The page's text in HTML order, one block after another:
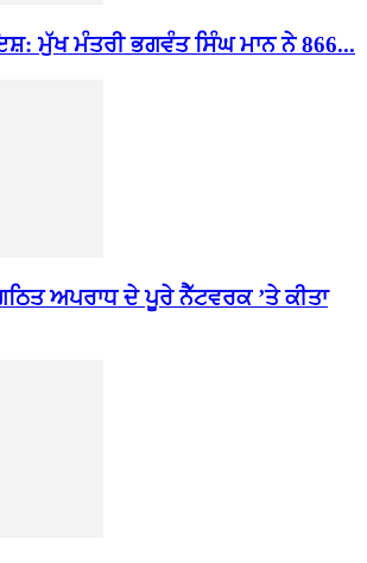
ਮੁੱਖ ਮੰਤਰੀ ਭਗਵੰਤ ਸਿੰਘ ਮਾਨ ਨੇ 866...
ਅਪਰਾਧ ਦੇ ਪੂਰੇ ਨੈੱਟਵਰਕ ’ਤੇ ਕੀਤਾ